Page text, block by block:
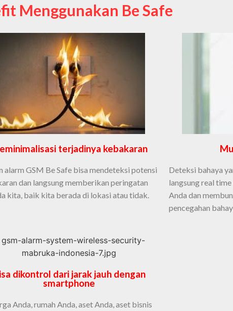
Menggunakan Be Safe
terjadinya kebakaran
alarm GSM Be Safe bisa mendeteksi potensi
dan langsung memberikan peringatan
kita, baik kita berada di lokasi atau tidak.
Deteksi bahaya
langsung real
Anda dan
pencegahan
dikontrol dari jarak jauh dengan
smartphone
Anda, rumah Anda, aset Anda, aset bisnis